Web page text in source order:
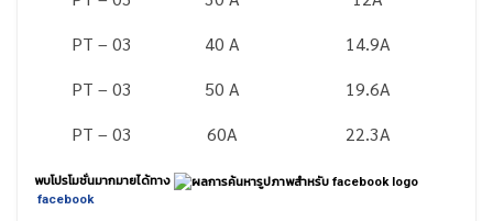
PT – 03
40 A
14.9A
PT – 03
50 A
19.6A
PT – 03
60A 22.3A
พบโปรโมชั่นมากมายได้ทาง
facebook